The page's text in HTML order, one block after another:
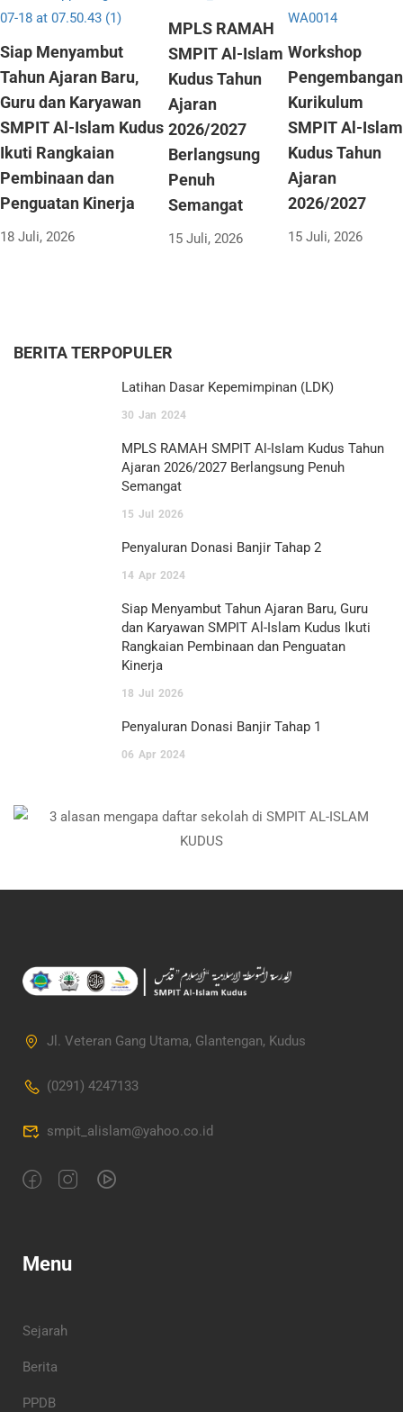
Siap Menyambut
Tahun Ajaran Baru,
Guru dan Karyawan
SMPIT Al-Islam Kudus
Ikuti Rangkaian
Pembinaan dan
Penguatan Kinerja
18 Juli, 2026
MPLS RAMAH
SMPIT Al-Islam
Kudus Tahun
Ajaran
2026/2027
Berlangsung
Penuh
Semangat
15 Juli, 2026
Workshop
Pengembangan
Kurikulum
SMPIT Al-Islam
Kudus Tahun
Ajaran
2026/2027
15 Juli, 2026
BERITA TERPOPULER
Latihan Dasar Kepemimpinan (LDK)
30 Jan 2024
MPLS RAMAH SMPIT Al-Islam Kudus Tahun
Ajaran 2026/2027 Berlangsung Penuh
Semangat
15 Jul 2026
Penyaluran Donasi Banjir Tahap 2
14 Apr 2024
Siap Menyambut Tahun Ajaran Baru, Guru
dan Karyawan SMPIT Al-Islam Kudus Ikuti
Rangkaian Pembinaan dan Penguatan
Kinerja
18 Jul 2026
Penyaluran Donasi Banjir Tahap 1
06 Apr 2024
Jl. Veteran Gang Utama, Glantengan, Kudus
(0291) 4247133
smpit_alislam@yahoo.co.id
Menu
Sejarah
Berita
PPDB